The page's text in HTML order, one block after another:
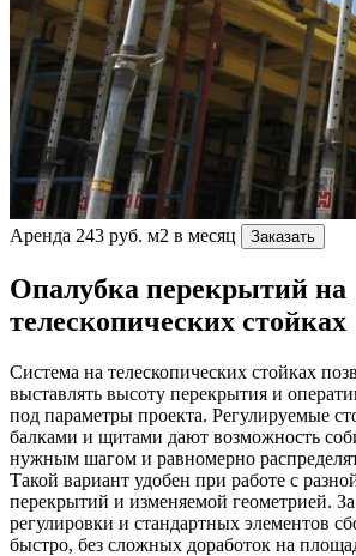
Аренда 243 руб. м2 в месяц Заказать
Опалубка перекрытий на
телескопических стойках
Система на телескопических стойках
выставлять высоту перекрытия и
под параметры проекта. Регулируемые
балками и щитами дают возможность
нужным шагом и равномерно
Такой вариант удобен при работе с
перекрытий и изменяемой геометрией. За
регулировки и стандартных элементов
быстро, без сложных доработок на